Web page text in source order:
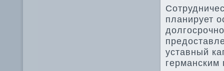
планирует
уставный
германским